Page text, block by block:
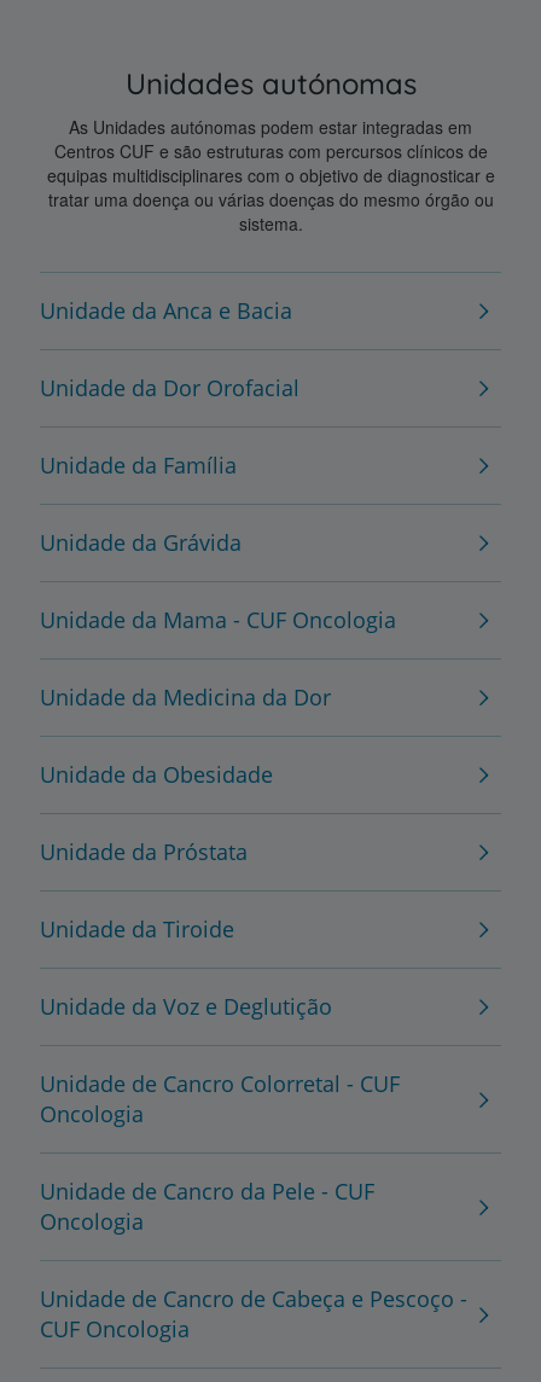
Unidades autónomas
As Unidades autónomas podem estar integradas em
Centros CUF e são estruturas com percursos clínicos de
equipas multidisciplinares com o objetivo de diagnosticar e
tratar uma doença ou várias doenças do mesmo órgão ou
sistema.
Unidade da Anca e Bacia
Unidade da Dor Orofacial
Unidade da Família
Unidade da Grávida
Unidade da Mama - CUF Oncologia
Unidade da Medicina da Dor
Unidade da Obesidade
Unidade da Próstata
Unidade da Tiroide
Unidade da Voz e Deglutição
Unidade de Cancro Colorretal - CUF
Oncologia
Unidade de Cancro da Pele - CUF
Oncologia
Unidade de Cancro de Cabeça e Pescoço -
CUF Oncologia